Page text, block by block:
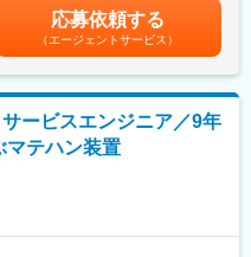
、関係構築
る営業活動
の調整
出■賞与あり（年2回、2025年度
■昇給あり（年1回）■その他固
律支給）賃金はあくまでも目安
する可能性があります。月給(月
。
応募依頼する
（エージェントサービス）
ービスエンジニア／9年
マテハン装置